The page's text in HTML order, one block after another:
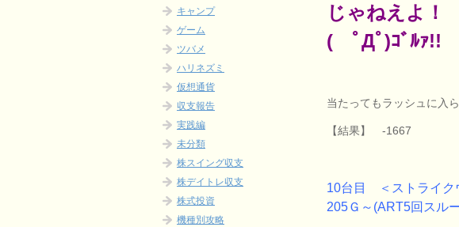
じゃねえよ！
( ﾟДﾟ)ｺﾞﾙｧ!!
当たってもラッシュに入
【結果】 -1667
10台目 ＜ストライク
205Ｇ～(ART5回スル
キャンプ
ゲーム
ツバメ
ハリネズミ
仮想通貨
収支報告
実践編
未分類
株スイング収支
株デイトレ収支
株式投資
機種別攻略